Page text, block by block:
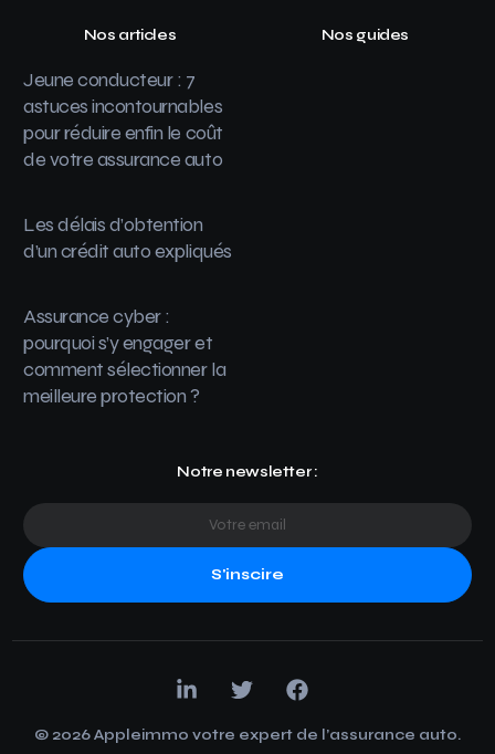
Nos articles
Jeune conducteur : 7
astuces incontournables
pour réduire enfin le coût
de votre assurance auto
Les délais d’obtention
d’un crédit auto expliqués
Assurance cyber :
pourquoi s’y engager et
comment sélectionner la
meilleure protection ?
Nos guides
Notre newsletter :
S'inscire
© 2026 Appleimmo votre expert de l’assurance auto.